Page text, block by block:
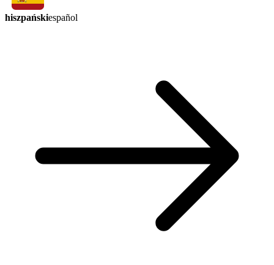
hiszpańskiespañol